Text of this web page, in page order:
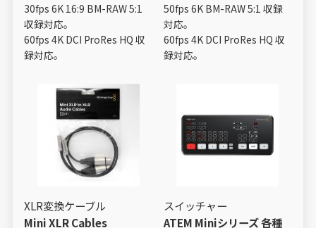
30fps 6K 16:9 BM-RAW 5:1
収録対応。
60fps 4K DCI ProRes HQ 収
録対応。
50fps 6K BM-RAW 5:1 収録
対応。
60fps 4K DCI ProRes HQ 収
録対応。
XLR変換ケーブル
Mini XLR Cables
スイッチャー
ATEM Miniシリーズ 各種